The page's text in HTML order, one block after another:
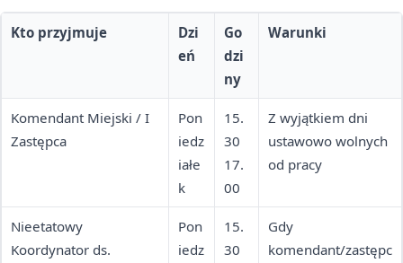
Kto przyjmuje
Dzi
eń
Go
dzi
ny
Warunki
Komendant Miejski / I
Zastępca
Pon
iedz
iałe
k
15.
30
17.
00
Z wyjątkiem dni
ustawowo wolnych
od pracy
Nieetatowy
Koordynator ds.
Pon
iedz
15.
30
Gdy
komendant/zastępc